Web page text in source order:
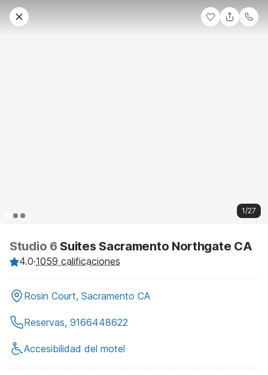
1/27
Studio 6 Suites Sacramento Northgate CA
4.0·1059 calificaciones
Rosin Court, Sacramento CA
Reservas, 9166448622
Accesibilidad del motel